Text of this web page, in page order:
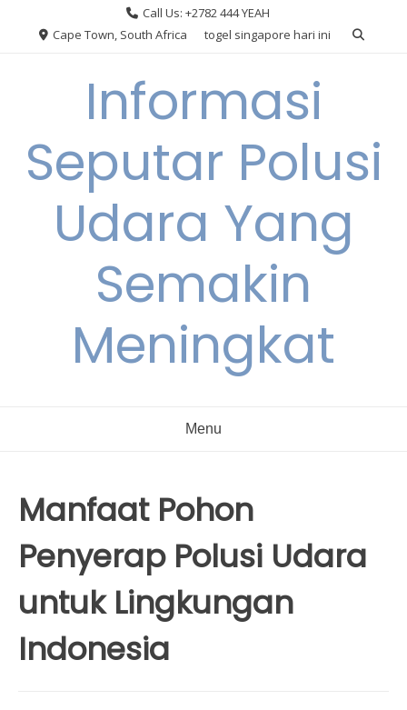
Call Us: +2782 444 YEAH
Cape Town, South Africa
togel singapore hari ini
Informasi
Seputar Polusi
Udara Yang
Semakin
Meningkat
Menu
Manfaat Pohon
Penyerap Polusi Udara
untuk Lingkungan
Indonesia